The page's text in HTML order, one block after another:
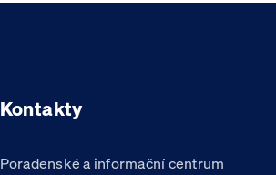
Kontakty
Poradenské a informační centrum